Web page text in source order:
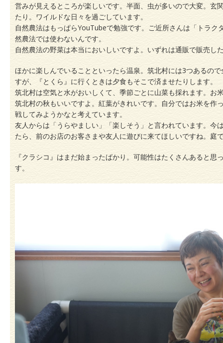
営みが見えるところが楽しいです。半面、虫が多いので大変。玄
たり。ワイルドな日々を過ごしています。
自然農法はもっぱらYouTubeで勉強です。ご近所さんは「トラ
然農法では使わないんです。
自然農法の野菜は本当においしいですよ。いずれは通販で販売し
ほかに楽しんでいることといったら温泉。筑北村には3つあるの
すが、『とくら』に行くときは夕食もそこで済ませたりします。
筑北村は空気と水がおいしくて、季節ごとに山菜も採れます。お
筑北村の秋もいいですよ。紅葉がきれいです。自分ではお米を作
戦してみようかなと考えています。
友人からは「うらやましい」「楽しそう」と言われています。今
たら、前のお店のお客さまや友人に遊びに来てほしいですね。庭
『クラシコ』はまだ始まったばかり。可能性はたくさんあると
す。